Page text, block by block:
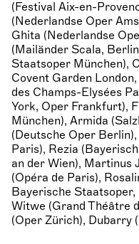
(Festival Aix-en-
(Nederlandse Oper
Ghita (Nederlandse
(Mailänder Scala,
Staatsoper München),
Covent Garden
des Champs-Elysées
York, Oper Frankfurt),
München), Armida
(Deutsche Oper
Paris), Rezia
an der Wien), Martinus
(Opéra de Paris),
Bayerische
Witwe (Grand Théâtre
(Oper Zürich), Dubarry